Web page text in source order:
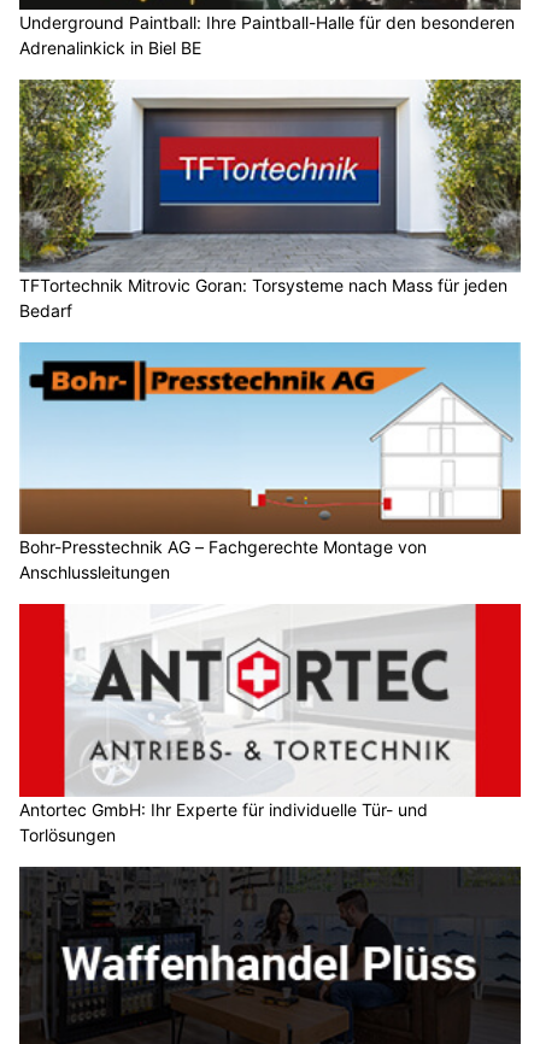
Underground Paintball: Ihre Paintball-Halle für den besonderen
Adrenalinkick in Biel BE
TFTortechnik Mitrovic Goran: Torsysteme nach Mass für jeden
Bedarf
Bohr-Presstechnik AG – Fachgerechte Montage von
Anschlussleitungen
Antortec GmbH: Ihr Experte für individuelle Tür- und
Torlösungen